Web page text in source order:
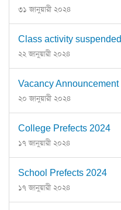
৩১ জানুয়ারী ২০২৪
Class activity suspended
২২ জানুয়ারী ২০২৪
Vacancy Announcement
২০ জানুয়ারী ২০২৪
College Prefects 2024
১৭ জানুয়ারী ২০২৪
School Prefects 2024
১৭ জানুয়ারী ২০২৪